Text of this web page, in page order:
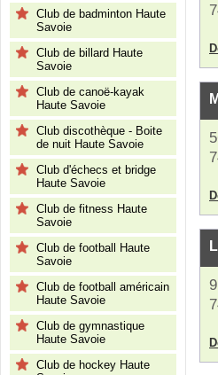
Club de badminton Haute
Savoie
Club de billard Haute
Savoie
Club de canoë-kayak
Haute Savoie
Club discothèque - Boite
de nuit Haute Savoie
Club d'échecs et bridge
Haute Savoie
Club de fitness Haute
Savoie
Club de football Haute
Savoie
Club de football américain
Haute Savoie
Club de gymnastique
Haute Savoie
Club de hockey Haute